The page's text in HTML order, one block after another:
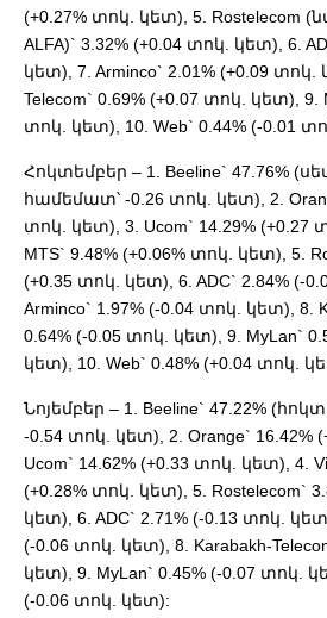
(+0.27% տոկ. կետ), 5. Rostelecom
ALFA)` 3.32% (+0.04 տոկ. կետ), 6.
կետ), 7. Arminco` 2.01% (+0.09 տոկ.
Telecom` 0.69% (+0.07 տոկ. կետ), 9.
տոկ. կետ), 10. Web` 0.44% (-0.01
Հոկտեմբեր – 1. Beeline` 47.76%
համեմատ՝ -0.26 տոկ. կետ), 2.
տոկ. կետ), 3. Ucom` 14.29% (+0.27
MTS` 9.48% (+0.06% տոկ. կետ), 5.
(+0.35 տոկ. կետ), 6. ADC` 2.84% (-
Arminco` 1.97% (-0.04 տոկ. կետ), 8.
0.64% (-0.05 տոկ. կետ), 9. MyLan`
կետ), 10. Web` 0.48% (+0.04 տոկ.
Նոյեմբեր – 1. Beeline` 47.22%
-0.54 տոկ. կետ), 2. Orange` 16.42%
Ucom` 14.62% (+0.33 տոկ. կետ), 4.
(+0.28% տոկ. կետ), 5. Rostelecom`
կետ), 6. ADC` 2.71% (-0.13 տոկ.
(-0.06 տոկ. կետ), 8. Karabakh-
կետ), 9. MyLan` 0.45% (-0.07 տոկ.
(-0.06 տոկ. կետ):